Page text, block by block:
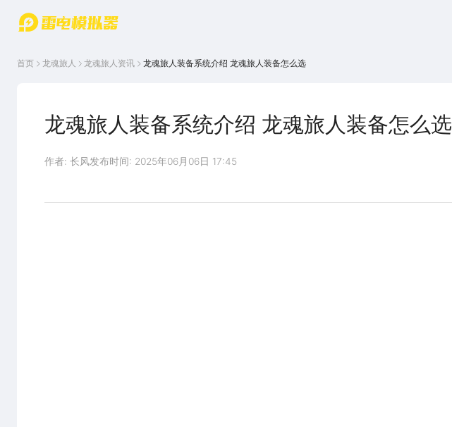
首页
游戏中
心
雷电圈
坛
WIKI
首页 龙魂旅人 龙魂旅人 资讯 龙魂旅人装备系统介绍 龙魂旅人装备怎么选
龙魂旅人装备系统介绍 龙魂旅人装备怎么选
作者: 长风发布时间: 2025年06月06日 17:45